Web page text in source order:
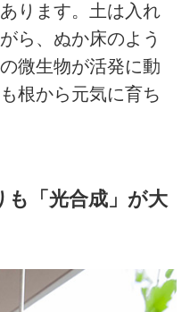
ります。土は入れ
ら、ぬか床のよう
微生物が活発に動
根から元気に育ち
「光合成」が大